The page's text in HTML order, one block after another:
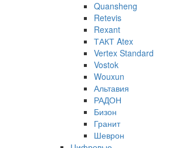
Quansheng
Retevis
Rexant
ТАКТ Atex
Vertex Standard
Vostok
Wouxun
Альтавия
РАДОН
Бизон
Гранит
Шеврон